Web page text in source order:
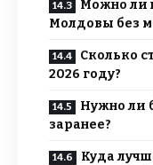
Можно ли
Молдовы без
Сколько
2026 году?
Нужно ли
заранее?
Куда